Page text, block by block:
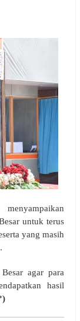
untuk terus
yang masih
agar para
hasil